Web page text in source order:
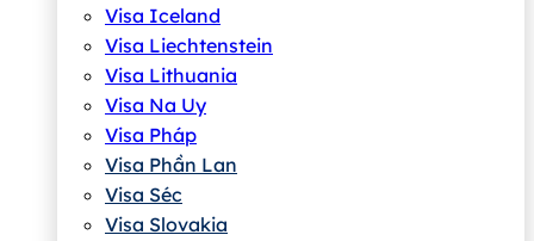
Visa Iceland
Visa Liechtenstein
Visa Lithuania
Visa Na Uy
Visa Pháp
Visa Phần Lan
Visa Séc
Visa Slovakia